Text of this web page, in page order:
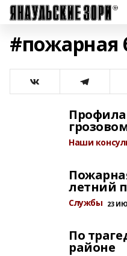
#пожарная
Наши
летний
Службы 23
По
районе